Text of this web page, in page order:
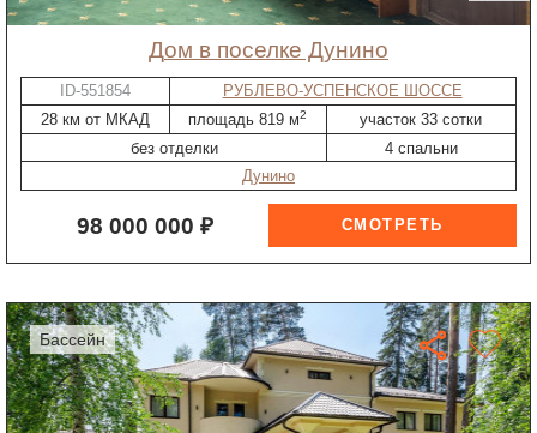
дом в поселке Дунино
ID-551854
РУБЛЕВО-УСПЕНСКОЕ ШОССЕ
28 км от МКАД
площадь 819 м2
участок 33 сотки
без отделки
4 спальни
Дунино
98 000 000 ₽
бассейн